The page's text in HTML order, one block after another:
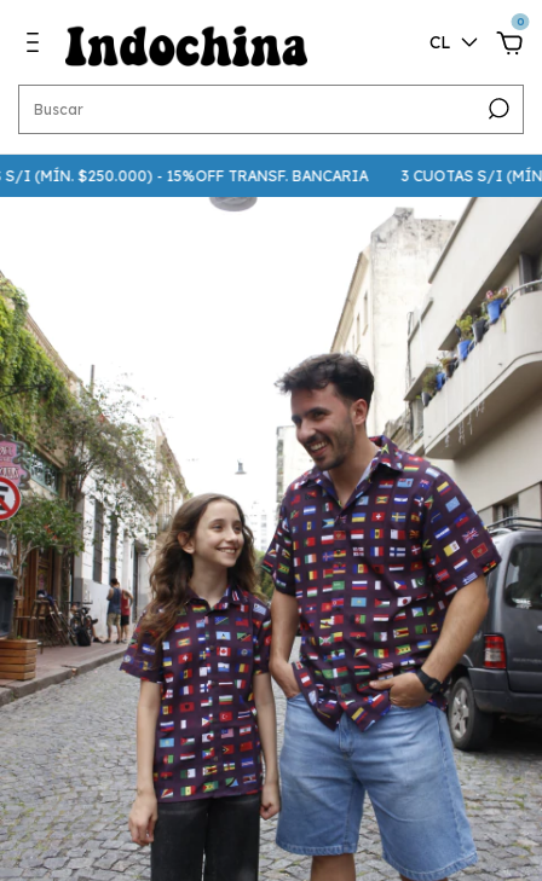
CL
0
$250.000) - 15%OFF TRANSF. BANCARIA 3 CUOTAS S/I (MÍN.